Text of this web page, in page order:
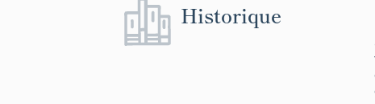
Historique